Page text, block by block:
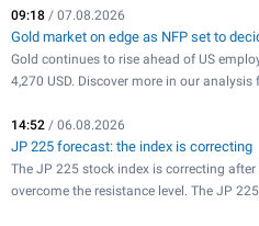
09:18 / 07.08.2026
Gold market on edge as NFP set to
Gold continues to rise ahead of US
4,270 USD. Discover more in our
14:52 / 06.08.2026
JP 225 forecast: the index is correcting
The JP 225 stock index is correcting
overcome the resistance level. The JP